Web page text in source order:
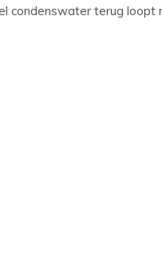
condenswater terug loopt